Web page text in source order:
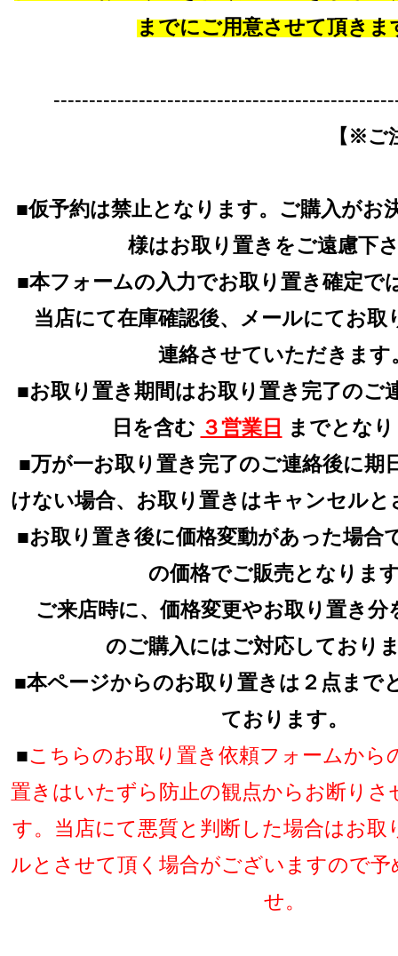
までにご用意させて頂きま
【※ご
■仮予約は禁止となります。ご購入がお
様はお取り置きをご遠慮下
■本フォームの入力でお取り置き確定で
当店にて在庫確認後、メールにてお取
連絡させていただきます
■お取り置き期間はお取り置き完了のご
日を含む ３営業日 までとな
■万が一お取り置き完了のご連絡後に期
けない場合、お取り置きはキャンセル
■お取り置き後に価格変動があった場合
の価格でご販売となりま
ご来店時に、価格変更やお取り置き分
のご購入にはご対応しており
■本ページからのお取り置きは２点まで
ております。
■こちらのお取り置き依頼フォームから
置きはいたずら防止の観点からお断り
す。当店にて悪質と判断した場合はお取
ルとさせて頂く場合がございますので
せ。